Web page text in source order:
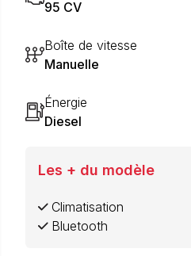
95 CV
Boîte de vitesse
Manuelle
Énergie
Diesel
Les + du modèle
Climatisation
Bluetooth